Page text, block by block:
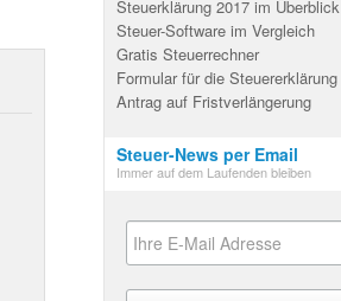
Steuerklärung 2017 im Überblick
Steuer-Software im Vergleich
Gratis Steuerrechner
Formular für die Steuererklärung
Antrag auf Fristverlängerung
Steuer-News per Email
Immer auf dem Laufenden bleiben